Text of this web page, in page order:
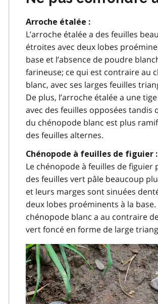
Arroche étalée :
L’arroche étalée a des feuilles
étroites avec deux lobes
base et l’absence de poudre
farineuse; ce qui est contraire au
blanc, avec ses larges feuilles
De plus, l’arroche étalée a une
avec des feuilles opposées tandis
du chénopode blanc est plus
des feuilles alternes.
Chénopode à feuilles de figuier :
Le chénopode à feuilles de figuier
des feuilles vert pâle beaucoup
et leurs marges sont sinuées
deux lobes proéminents à la base.
chénopode blanc a au contraire
vert foncé en forme de large